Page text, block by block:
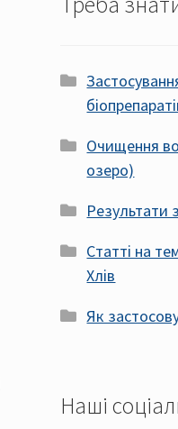
Очищення
озеро)
Результати
Статті на
Хлів
Як
Наші